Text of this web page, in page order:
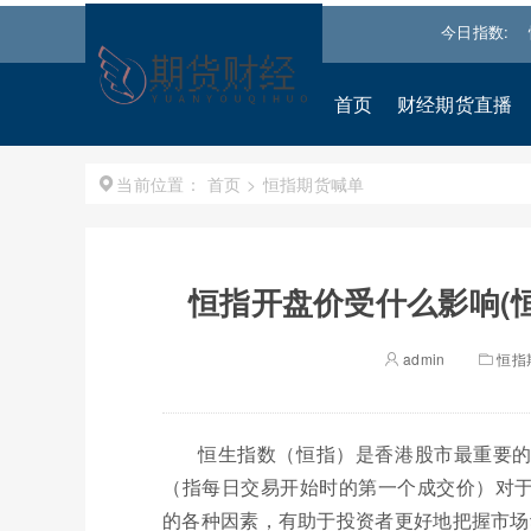
今日指数:
恒生指
首页 财经期货直播
当前位置： 首页 > 恒指期货喊单
恒指开盘价受什么影响(
admin 恒指
恒生指数（恒指）是香港股市最重要
（指每日交易开始时的第一个成交价）
的各种因素，有助于投资者更好地把握市